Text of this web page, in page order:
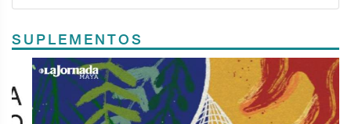
SUPLEMENTOS